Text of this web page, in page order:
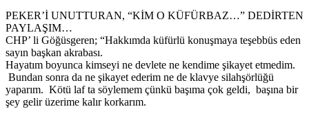
PEKER’İ UNUTTURAN, “KİM O KÜFÜRBAZ…” DEDİRTEN
PAYLAŞIM…
CHP’ li Göğüsgeren; “Hakkımda küfürlü konuşmaya teşebbüs eden
sayın başkan akrabası.
Hayatım boyunca kimseyi ne devlete ne kendime şikayet etmedim.
Bundan sonra da ne şikayet ederim ne de klavye silahşörlüğü
yaparım. Kötü laf ta söylemem çünkü başıma çok geldi, başına bir
şey gelir üzerime kalır korkarım.